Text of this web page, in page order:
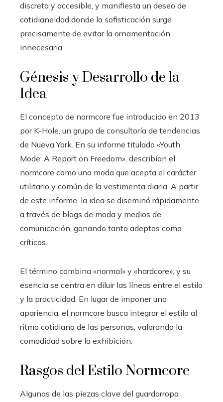
discreta y accesible, y manifiesta un deseo de
cotidianeidad donde la sofisticación surge
precisamente de evitar la ornamentación
innecesaria.
Génesis y Desarrollo de la
Idea
El concepto de normcore fue introducido en 2013
por K-Hole, un grupo de consultoría de tendencias
de Nueva York. En su informe titulado «Youth
Mode: A Report on Freedom», describían el
normcore como una moda que acepta el carácter
utilitario y común de la vestimenta diaria. A partir
de este informe, la idea se diseminó rápidamente
a través de blogs de moda y medios de
comunicación, ganando tanto adeptos como
críticos.
El término combina «normal» y «hardcore», y su
esencia se centra en diluir las líneas entre el estilo
y la practicidad. En lugar de imponer una
apariencia, el normcore busca integrar el estilo al
ritmo cotidiano de las personas, valorando la
comodidad sobre la exhibición.
Rasgos del Estilo Normcore
Algunas de las piezas clave del guardarropa